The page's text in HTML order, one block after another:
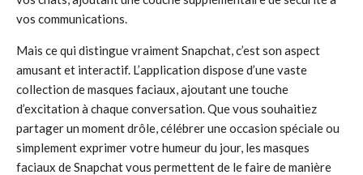
vos communications.
Mais ce qui distingue vraiment Snapchat, c’est son aspect
amusant et interactif. L’application dispose d’une vaste
collection de masques faciaux, ajoutant une touche
d’excitation à chaque conversation. Que vous souhaitiez
partager un moment drôle, célébrer une occasion spéciale ou
simplement exprimer votre humeur du jour, les masques
faciaux de Snapchat vous permettent de le faire de manière